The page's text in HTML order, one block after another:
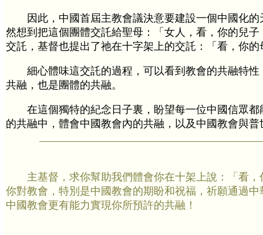
因此，中國首屆主教會議決意要建設一個中國化
然想到把這個團體交託給聖母：「女人，看，你的兒
交託，基督也提出了祂在十字架上的交託：「看，你的
細心體味這交託的過程，可以看到教會的共融特
共融，也是團體的共融。
在這個獨特的紀念日子裏，盼望每一位中國信眾
的共融中，體會中國教會內的共融，以及中國教會與
主基督，求你幫助我們體會你在十架上說：「看
你對教會，特別是中國教會的期盼和祝福，祈願通過
中國教會更有能力實現你所預許的共融！